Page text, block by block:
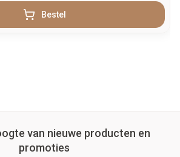
Bestel
van nieuwe producten en
promoties